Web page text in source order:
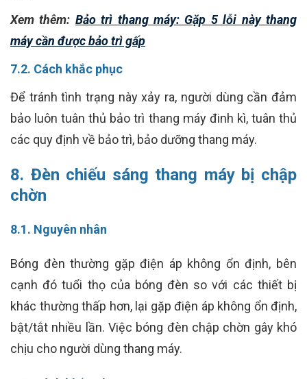
Xem thêm: Bảo trì thang máy: Gặp 5 lỗi này thang
máy cần được bảo trì gấp
7.2. Cách khắc phục
Để tránh tình trạng này xảy ra, người dùng cần đảm
bảo luôn tuân thủ bảo trì thang máy đinh kì, tuân thủ
các quy định về bảo trì, bảo dưỡng thang máy.
8. Đèn chiếu sáng thang máy bị chập
chờn
8.1. Nguyên nhân
Bóng đèn thường gặp điện áp không ổn định, bên
cạnh đó tuổi thọ của bóng đèn so với các thiết bị
khác thường thấp hơn, lại gặp điện áp không ổn định,
bật/tắt nhiều lần. Việc bóng đèn chập chờn gây khó
chịu cho người dùng thang máy.